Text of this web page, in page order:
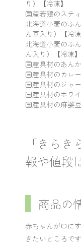
り）【冷凍】
国産若鶏のステ
北海道小麦のふ
ん草入り）【冷凍
北海道小麦のふ
ん入り）【冷凍】
国産具材のあん
国産具材のカレ
国産具材のジャ
国産具材のホワ
国産具材の麻婆
「きら
報や値段
商品の
赤ちゃんが口に
きたいところです